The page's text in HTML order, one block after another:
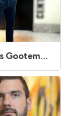
Matheus Gootemberg da Silva